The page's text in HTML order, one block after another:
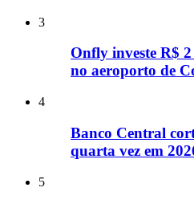
3
Onfly investe R$
no aeroporto de
4
Banco Central
quarta vez em
5